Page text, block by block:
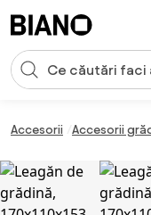
Introducerea căutării
Accesorii Accesorii